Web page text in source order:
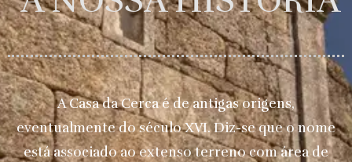
A Casa da Cerca é de antigas origens,
eventualmente do século XVI. Diz-se que o nome
está associado ao extenso terreno com área de